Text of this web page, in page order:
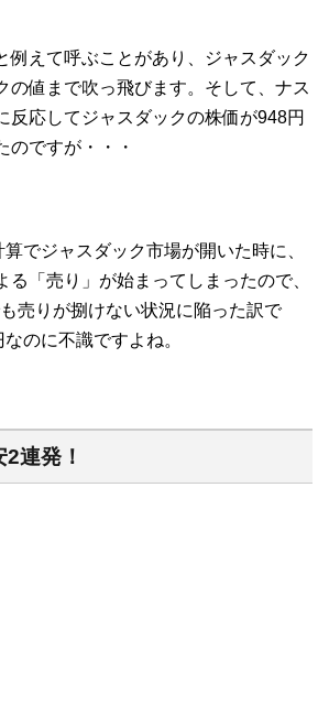
例えて呼ぶことがあり、ジャスダック
の値まで吹っ飛びます。そして、ナス
反応してジャスダックの株価が948円
のですが・・・
でジャスダック市場が開いた時に、
る「売り」が始まってしまったので、
売りが捌けない状況に陥った訳で
のに不識ですよね。
連発！